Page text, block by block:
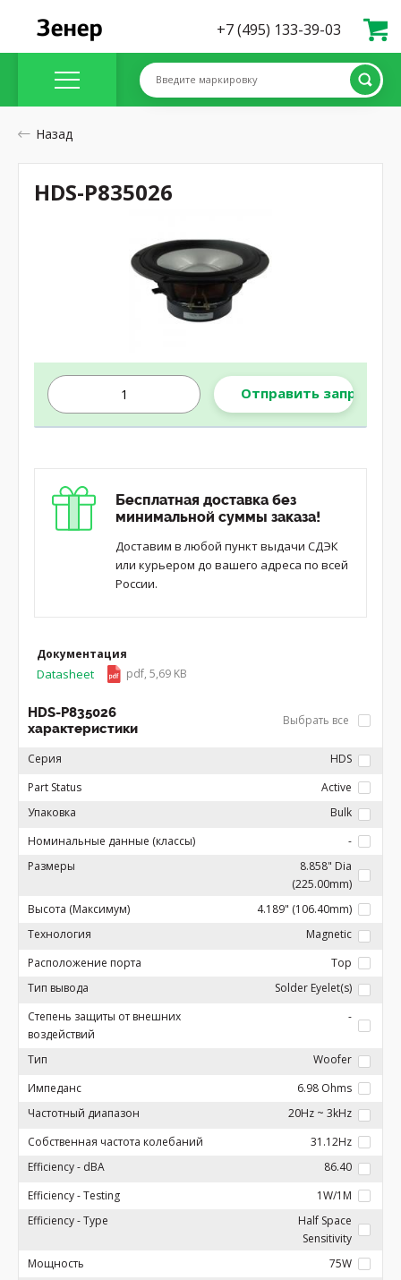
+7 (495) 133-39-03
Введите маркировку
Назад
Отправить запрос
Бесплатная доставка без
минимальной суммы заказа!
Доставим в любой пункт выдачи СДЭК
или курьером до вашего адреса по всей
России.
Документация
Datasheet pdf, 5,69 KB
HDS-P835026
характеристики
Выбрать все
Серия
HDS
Part Status
Active
Упаковка
Bulk
Номинальные данные (классы)
-
Размеры
8.858" Dia
(225.00mm)
Высота (Максимум)
4.189" (106.40mm)
Технология
Magnetic
Расположение порта
Top
Тип вывода
Solder Eyelet(s)
Степень защиты от внешних
воздействий
-
Тип
Woofer
Импеданс
6.98 Ohms
Частотный диапазон
20Hz ~ 3kHz
Собственная частота колебаний
31.12Hz
Efficiency - dBA
86.40
Efficiency - Testing
1W/1M
Efficiency - Type
Half Space
Sensitivity
Мощность
75W
HDS-P835026